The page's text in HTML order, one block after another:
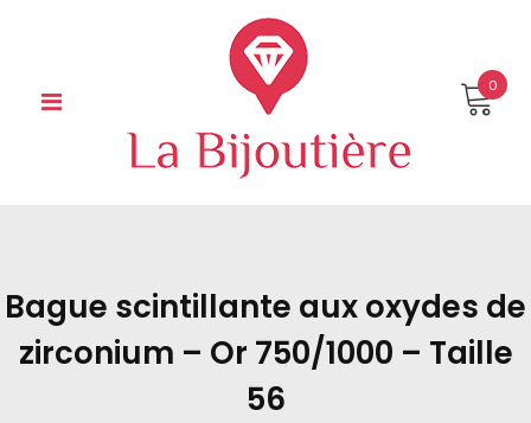
0
Bague scintillante aux oxydes de
zirconium – Or 750/1000 – Taille
56